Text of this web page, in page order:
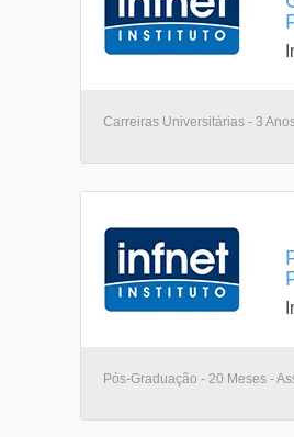
Carreiras Universitárias - 3
Pós-Graduação - 20 Meses -